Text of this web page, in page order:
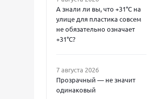
А знали ли вы, что +31°C на
улице для пластика совсем
не обязательно означает
+31°C?
7 августа 2026
Прозрачный — не значит
одинаковый